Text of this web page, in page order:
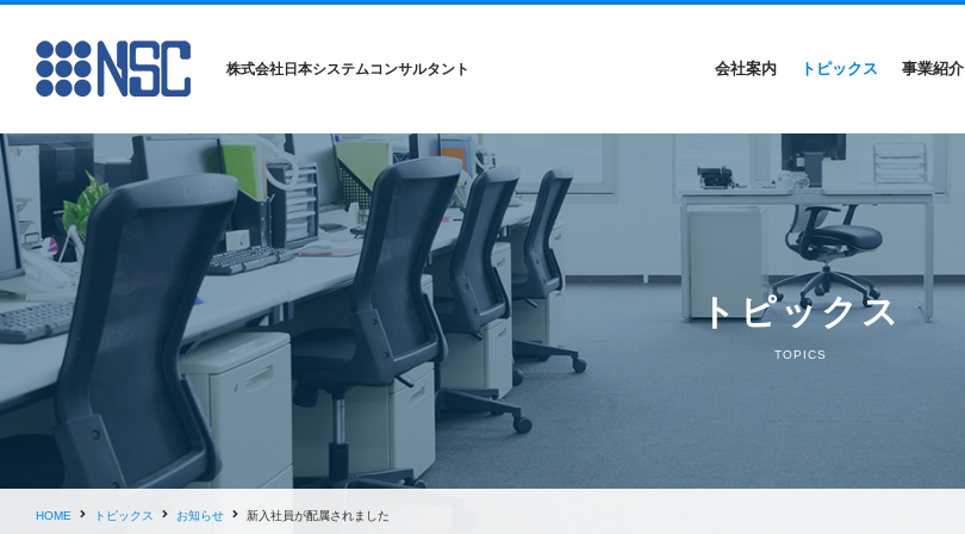
株式会社日本システムコンサルタント 会社案内 トピックス 事業紹介
トピックス
TOPICS
HOME トピックス お知らせ 新入社員が配属されました